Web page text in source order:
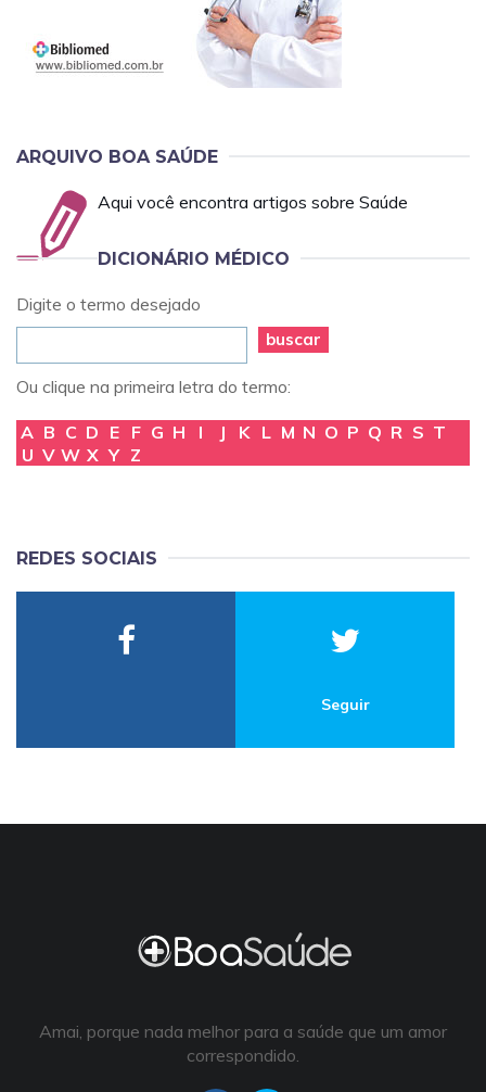
ARQUIVO BOA SAÚDE
Aqui você encontra artigos sobre Saúde
DICIONÁRIO MÉDICO
Digite o termo desejado
buscar
Ou clique na primeira letra do termo:
A B C D E F G H I J K L M N O P Q R S T
U V W X Y Z
REDES SOCIAIS
Seguir
Amai, porque nada melhor para a saúde que um amor
correspondido.